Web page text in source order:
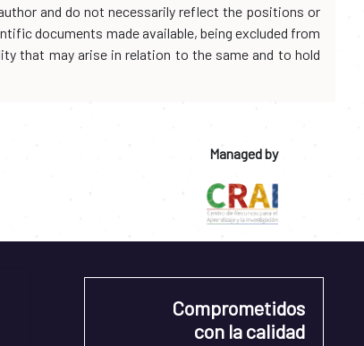
and do not necessarily reflect the positions or
documents made available, being excluded from
that may arise in relation to the same and to hold
Managed by
Comprometidos
con la calidad